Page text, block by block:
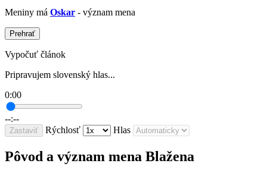
Meniny má Oskar - význam mena
Prehrať
Vypočuť článok
Pripravujem slovenský hlas...
0:00
--:--
Zastaviť Rýchlosť Hlas
Pôvod a význam mena Blažena